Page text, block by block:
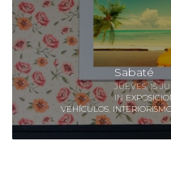
Sabaté
JUEVES, 15
IN
VEHÍCULOS,